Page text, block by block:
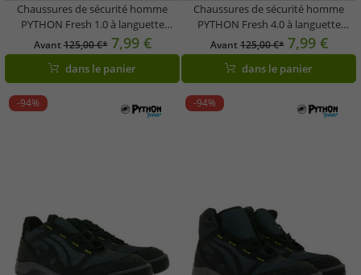
Chaussures de sécurité homme
PYTHON Fresh 1.0 à languette
rafraîchissante, en cuir véritable
avec semelle à mémoire de forme,
classe de sécurité S3 PS5300, noires
Avant125,00 €* 7,99 €
dans le panier
Chaussures de sécurité homme
PYTHON Fresh 4.0 à languette
rafraîchissante - Cuir véritable et
semelle intérieure en mousse à
mémoire de forme - Classe de
protection S1P PS5303 Noir/Gris
Avant125,00 €* 7,99 €
dans le panier
-94% -94%